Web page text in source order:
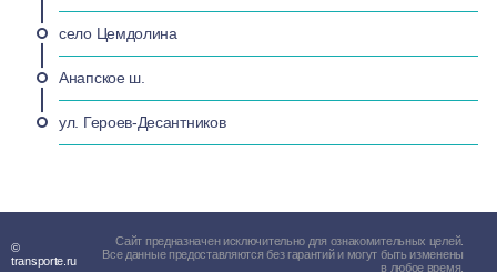
село Цемдолина
Анапское ш.
ул. Героев-Десантников
©
transporte.ru
Сайт предназначен исключительно для ознакомительных целей.
Все данные предоставляются без гарантий и могут быть изменены
в любое время.